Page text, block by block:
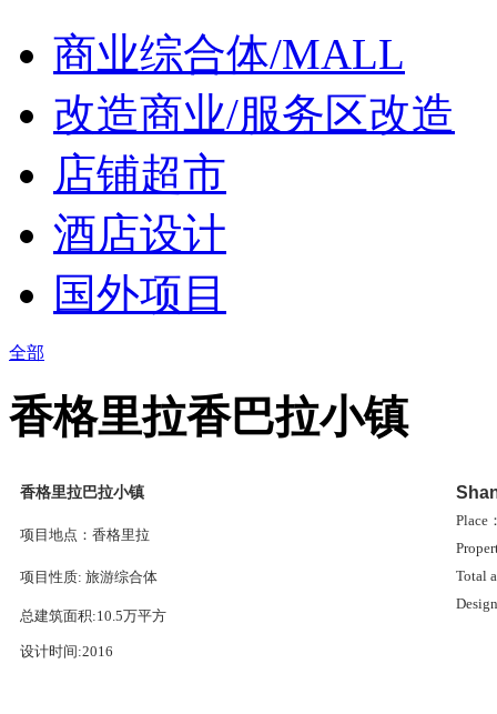
商业综合体/MALL
改造商业/服务区改造
店铺超市
酒店设计
国外项目
全部
香格里拉香巴拉小镇
香格里拉巴拉小镇
项目地点： 香格里拉
项目性质: 旅游综合体
总建筑面积:10.5万平方
设计时间:2016
Place
Total